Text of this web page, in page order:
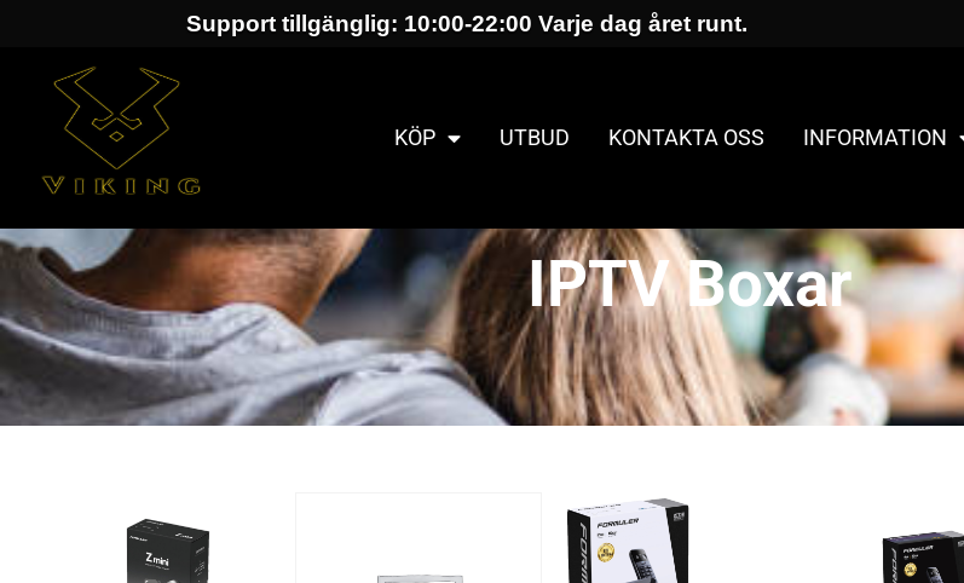
Support tillgänglig: 10:00-22:00 Varje dag året runt.
KÖP UTBUD KONTAKTA OSS INFORMATION
IPTV Boxar